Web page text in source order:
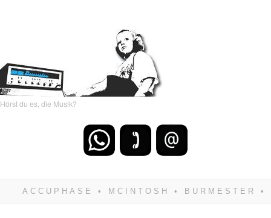
Hörst du es, die Musik?
zwangsläufig siegen! Und noch was: Hifi